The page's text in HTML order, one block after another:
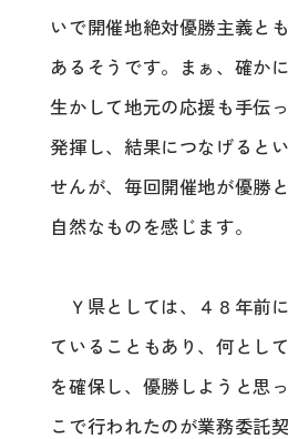
いで開催地絶対優勝主義と
あるそうです。まぁ、確か
生かして地元の応援も手伝
発揮し、結果につなげると
せんが、毎回開催地が優勝
自然なものを感じます。
Ｙ県としては、４８年前
ていることもあり、何とし
を確保し、優勝しようと思
こで行われたのが業務委託